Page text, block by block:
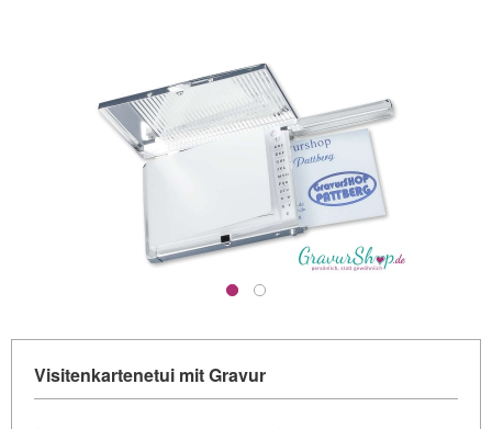
Visitenkartenetui mit Gravur